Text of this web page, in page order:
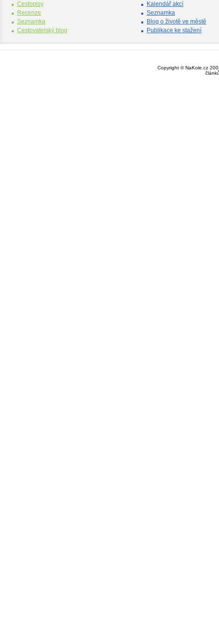
Cestopisy
Recenze
Seznamka
Cestovatelský blog
Kalendář akcí
Seznamka
Blog o životě ve městě
Publikace ke stažení
Copyright © NaKole.cz